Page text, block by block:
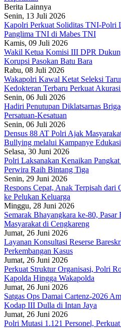
Berita Lainnya
Senin, 13 Juli 2026
Kapolri Perkuat Soliditas TNI-Polri
Panglima TNI di Mabes TNI
Kamis, 09 Juli 2026
Wakil Ketua Komisi III DPR
Korupsi Pasokan Batu Bara
Rabu, 08 Juli 2026
Wakapolri Kawal Ketat Seleksi
Kedokteran Terbaru Perkuat
Senin, 06 Juli 2026
Hadiri Penutupan Diklatsarnas
Persatuan-Kesatuan
Senin, 06 Juli 2026
Densus 88 AT Polri Ajak
Bullying melalui Kampanye Edukasi
Selasa, 30 Juni 2026
Polri Laksanakan Kenaikan
Perwira Raih Bintang Tiga
Senin, 29 Juni 2026
Respons Cepat, Anak Terpisah
ke Pelukan Keluarga
Minggu, 28 Juni 2026
Semarak Bhayangkara ke-80,
Masyarakat di Cengkareng
Jumat, 26 Juni 2026
Layanan Konsultasi Reserse
Perkembangan Kasus
Jumat, 26 Juni 2026
Perkuat Struktur Organisasi, Polri
Kapolda Hingga Wakapolda
Jumat, 26 Juni 2026
Satgas Ops Damai Cartenz-2026
Kodap III Dulla di Intan Jaya
Jumat, 26 Juni 2026
Polri Mutasi 1.121 Personel,